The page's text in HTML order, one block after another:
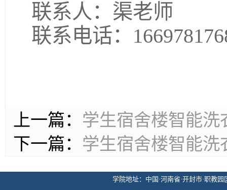
联系人：渠老师
联系电话：
上一篇： 学生宿舍楼智能
下一篇： 学生宿舍楼智能
学院地址：中国·河南省·开封市·职教